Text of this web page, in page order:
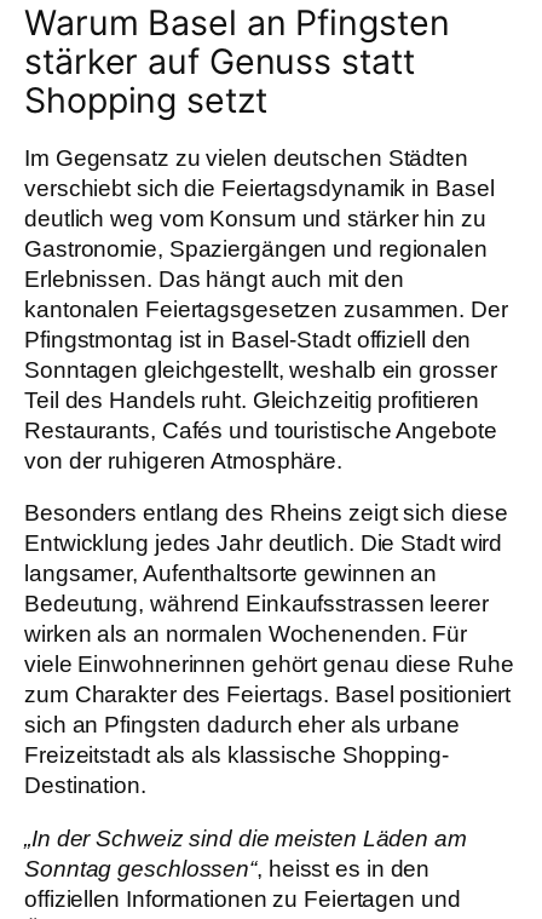
Warum Basel an Pfingsten
stärker auf Genuss statt
Shopping setzt
Im Gegensatz zu vielen deutschen Städten
verschiebt sich die Feiertagsdynamik in Basel
deutlich weg vom Konsum und stärker hin zu
Gastronomie, Spaziergängen und regionalen
Erlebnissen. Das hängt auch mit den
kantonalen Feiertagsgesetzen zusammen. Der
Pfingstmontag ist in Basel-Stadt offiziell den
Sonntagen gleichgestellt, weshalb ein grosser
Teil des Handels ruht. Gleichzeitig profitieren
Restaurants, Cafés und touristische Angebote
von der ruhigeren Atmosphäre.
Besonders entlang des Rheins zeigt sich diese
Entwicklung jedes Jahr deutlich. Die Stadt wird
langsamer, Aufenthaltsorte gewinnen an
Bedeutung, während Einkaufsstrassen leerer
wirken als an normalen Wochenenden. Für
viele Einwohnerinnen gehört genau diese Ruhe
zum Charakter des Feiertags. Basel positioniert
sich an Pfingsten dadurch eher als urbane
Freizeitstadt als als klassische Shopping-
Destination.
„In der Schweiz sind die meisten Läden am
Sonntag geschlossen“, heisst es in den
offiziellen Informationen zu Feiertagen und